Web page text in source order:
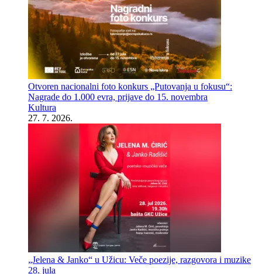
Otvoren nacionalni foto konkurs „Putovanja u fokusu“:
Nagrade do 1.000 evra, prijave do 15. novembra
Kultura
27. 7. 2026.
„Jelena & Janko“ u Užicu: Veče poezije, razgovora i muzike
28. jula